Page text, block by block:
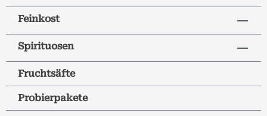
Feinkost
Spirituosen
Fruchtsäfte
Probierpakete